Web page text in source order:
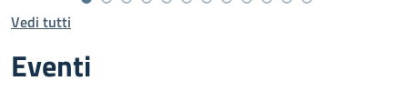
Vedi tutti
Eventi